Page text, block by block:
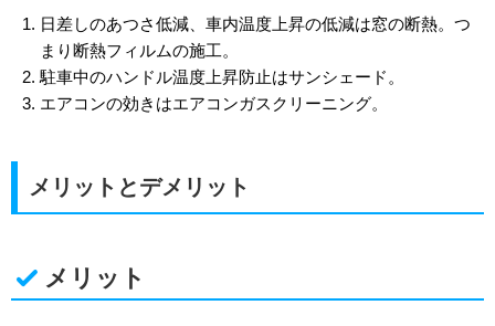
日差しのあつさ低減、車内温度上昇の低減は窓の断熱。つ
まり断熱フィルムの施工。
駐車中のハンドル温度上昇防止はサンシェード。
エアコンの効きはエアコンガスクリーニング。
メリットとデメリット
メリット